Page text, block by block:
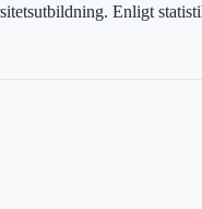
Enligt